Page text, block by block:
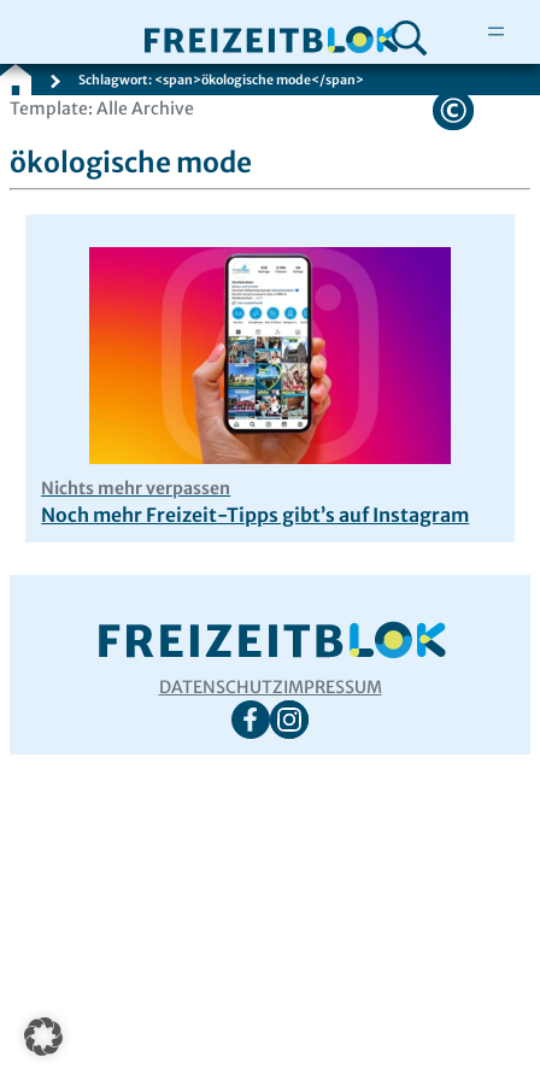
Zum
springen
Schlagwort: <span>ökologische mode</span>
Template: Alle Archive
ökologische mode
Nichts mehr verpassen
Noch mehr Freizeit-Tipps gibt’s auf Instagram
DATENSCHUTZIMPRESSUM